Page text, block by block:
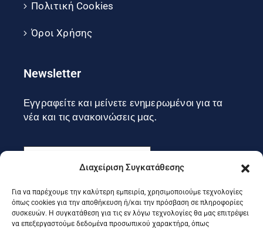
Διαχείριση Συγκατάθεσης
Για να παρέχουμε την καλύτερη εμπειρία, χρησιμοποιούμε τεχνολογίες
όπως cookies για την αποθήκευση ή/και την πρόσβαση σε πληροφορίες
συσκευών. Η συγκατάθεση για τις εν λόγω τεχνολογίες θα μας επιτρέψει
να επεξεργαστούμε δεδομένα προσωπικού χαρακτήρα, όπως
Πολιτική Cookies
Όροι Χρήσης
Newsletter
Εγγραφείτε και μείνετε ενημερωμένοι για τα
νέα και τις ανακοινώσεις μας.
Εγγραφή